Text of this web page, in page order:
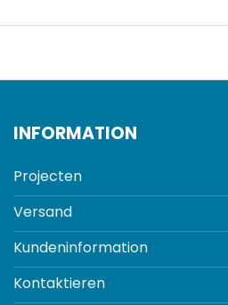
INFORMATION
Projecten
Versand
Kundeninformation
Kontaktieren